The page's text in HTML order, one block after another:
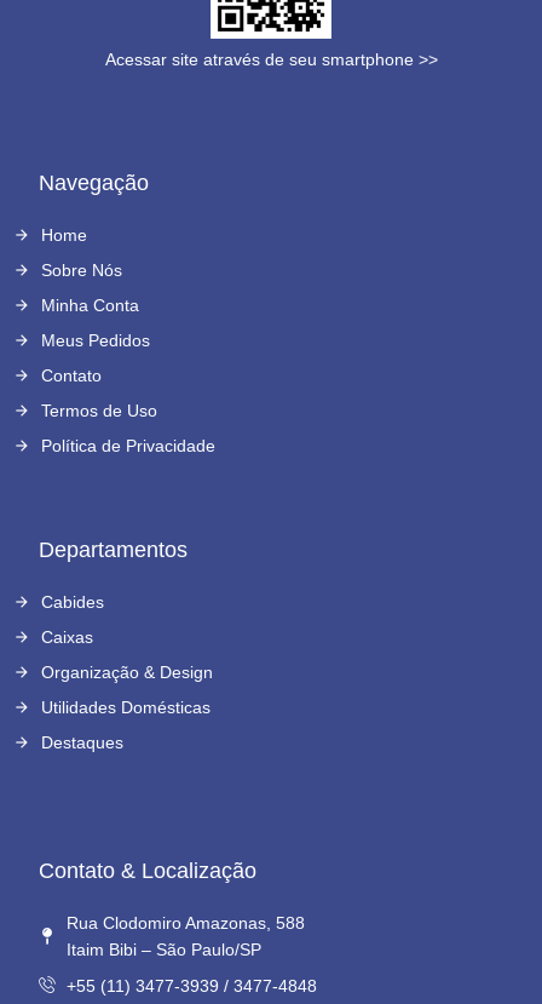
Acessar site através de seu smartphone >>
Navegação
Home
Sobre Nós
Minha Conta
Meus Pedidos
Contato
Termos de Uso
Política de Privacidade
Departamentos
Cabides
Caixas
Organização & Design
Utilidades Domésticas
Destaques
Contato & Localização
Rua Clodomiro Amazonas, 588
Itaim Bibi – São Paulo/SP
+55 (11) 3477-3939 / 3477-4848